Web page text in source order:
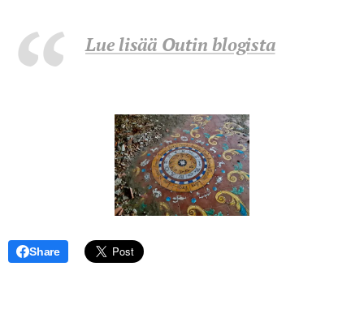
Lue lisää Outin blogista
Share